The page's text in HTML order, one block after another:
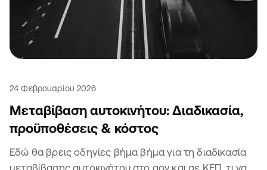
24 Φεβρουαρίου 2026
Μεταβίβαση αυτοκινήτου: Διαδικασία,
προϋποθέσεις & κόστος
Εδώ θα βρεις οδηγίες βήμα βήμα για τη διαδικασία
μεταβίβασης αυτοκινήτου στο gov και σε ΚΕΠ, τι να